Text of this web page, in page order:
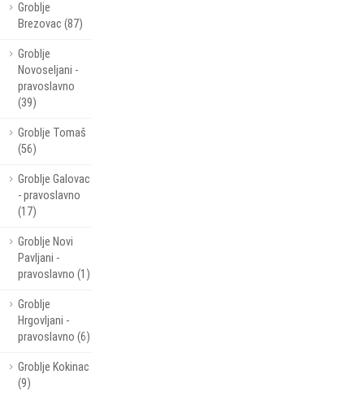
Groblje
Brezovac (87)
Groblje
Novoseljani -
pravoslavno
(39)
Groblje Tomaš
(56)
Groblje Galovac
- pravoslavno
(17)
Groblje Novi
Pavljani -
pravoslavno (1)
Groblje
Hrgovljani -
pravoslavno (6)
Groblje Kokinac
(9)